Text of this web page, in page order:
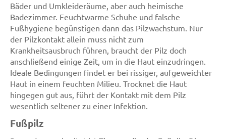
Bäder und Umkleideräume, aber auch heimische
Badezimmer. Feuchtwarme Schuhe und falsche
Fußhygiene begünstigen dann das Pilzwachstum. Nur
der Pilzkontakt allein muss nicht zum
Krankheitsausbruch führen, braucht der Pilz doch
anschließend einige Zeit, um in die Haut einzudringen.
Ideale Bedingungen findet er bei rissiger, aufgeweichter
Haut in einem feuchten Milieu. Trocknet die Haut
hingegen gut aus, führt der Kontakt mit dem Pilz
wesentlich seltener zu einer Infektion.
Fußpilz